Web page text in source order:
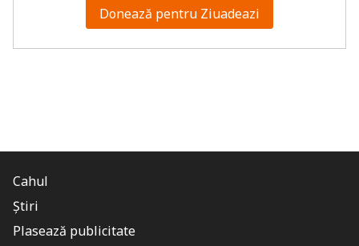
Donează pentru Ziuadeazi
Cahul
Știri
Plasează publicitate